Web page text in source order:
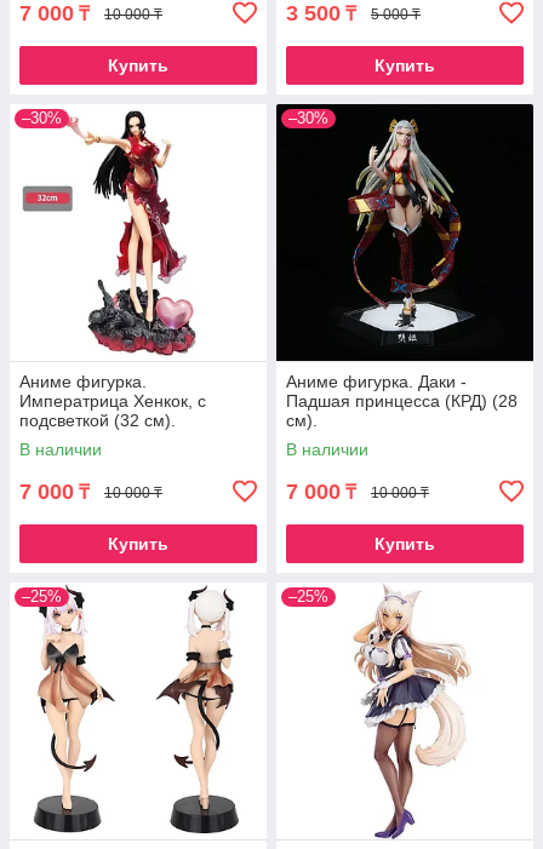
7 000 ₸ 10 000 ₸
Купить
3 500 ₸ 5 000 ₸
Купить
–30%
Аниме фигурка.
Императрица Хенкок, с
подсветкой (32 см).
В наличии
7 000 ₸ 10 000 ₸
Купить
–30%
Аниме фигурка. Даки -
Падшая принцесса (КРД) (28
см).
В наличии
7 000 ₸ 10 000 ₸
Купить
–25% –25%